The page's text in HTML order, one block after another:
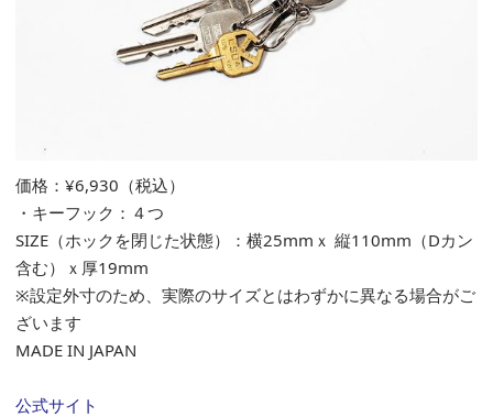
価格：¥6,930（税込）
・キーフック：４つ
SIZE（ホックを閉じた状態）：横25mmｘ 縦110mm（Dカン
含む）ｘ厚19mm
※設定外寸のため、実際のサイズとはわずかに異なる場合がご
ざいます
MADE IN JAPAN
公式サイト